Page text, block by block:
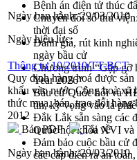
Bệnh án điện tử thúc
Chuyển đổi số thư
thời đại số
Đánh giá, rút kinh
ngày bầu cử
Chương trình “Gặp gỡ
Year 2026”
Bầu cử Quốc hội và
tin, kỳ vọng vào lá
Đắk Lắk sẵn sàng các
Quốc hội khóa XVI và
Đảm bảo cuộc bầu cử
các cấp diễn ra an
Ngày ban hành:29/03/2010
Ngày hiệu lực:
Thông tư 10/2010/TT-BCT
Quy định hàng hoá được
khẩu vào nước Cộng hoà
thức mua, bán, trao đổi
2012
Bản PDF
Tải về
Ngày ban hành:29/03/2010